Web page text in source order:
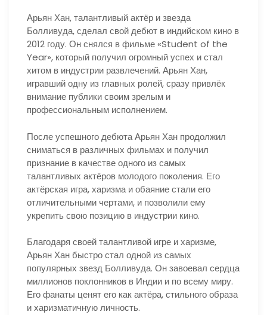
Арьян Хан, талантливый актёр и звезда
Болливуда, сделал свой дебют в индийском кино в
2012 году. Он снялся в фильме «Student of the
Year», который получил огромный успех и стал
хитом в индустрии развлечений. Арьян Хан,
игравший одну из главных ролей, сразу привлёк
внимание публики своим зрелым и
профессиональным исполнением.
После успешного дебюта Арьян Хан продолжил
сниматься в различных фильмах и получил
признание в качестве одного из самых
талантливых актёров молодого поколения. Его
актёрская игра, харизма и обаяние стали его
отличительными чертами, и позволили ему
укрепить свою позицию в индустрии кино.
Благодаря своей талантливой игре и харизме,
Арьян Хан быстро стал одной из самых
популярных звезд Болливуда. Он завоевал сердца
миллионов поклонников в Индии и по всему миру.
Его фанаты ценят его как актёра, стильного образа
и харизматичную личность.